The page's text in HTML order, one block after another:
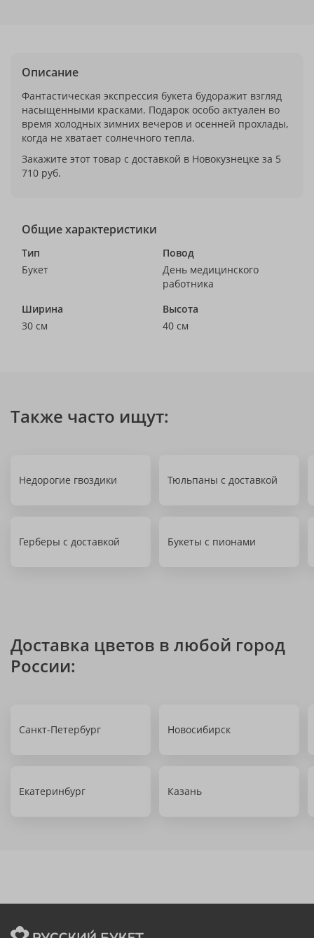
Описание
Фантастическая экспрессия букета будоражит взгляд
насыщенными красками. Подарок особо актуален во
время холодных зимних вечеров и осенней прохлады,
когда не хватает солнечного тепла.
Закажите этот товар с доставкой в Новокузнецке за 5
710 руб.
Общие характеристики
Тип
Букет
Повод
День медицинского
работника
Ширина
30 см
Высота
40 см
Также часто ищут:
Недорогие гвоздики Тюльпаны с доставкой
Герберы с доставкой Букеты с пионами
Доставка цветов в любой город
России:
Санкт-Петербург Новосибирск
Екатеринбург Казань